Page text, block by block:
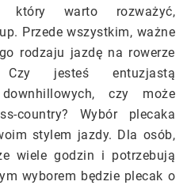
który warto rozważyć,
Przede wszystkim, ważne
rodzaju jazdę na rowerze
Czy jesteś entuzjastą
czy może
country? Wybór plecaka
stylem jazdy. Dla osób,
wiele godzin i potrzebują
wyborem będzie plecak o